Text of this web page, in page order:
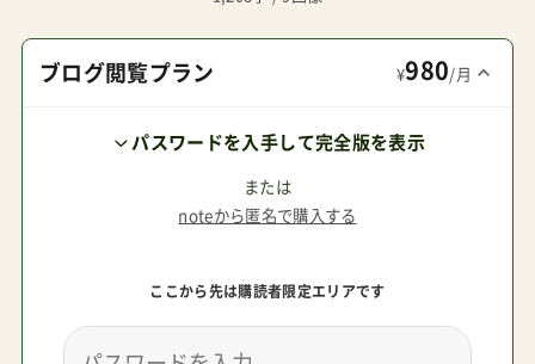
感想自動車に関しては今回は中国のBYDの出展が
を猛追しているだけあって中国の底力を感じた。
日本メーカーの方は安定の既定路線。ずっと低速
モビリティには期待しているのだけれど、私が見
は良くも悪くも安心できた。しかし、まぁアレだ
な。EV車って空気清浄機みたいというか、なんとも
ブログ閲覧プラン ¥980/月
パスワードを入手して完全版を表示
または
noteから匿名で購入する
ここから先は購読者限定エリアです